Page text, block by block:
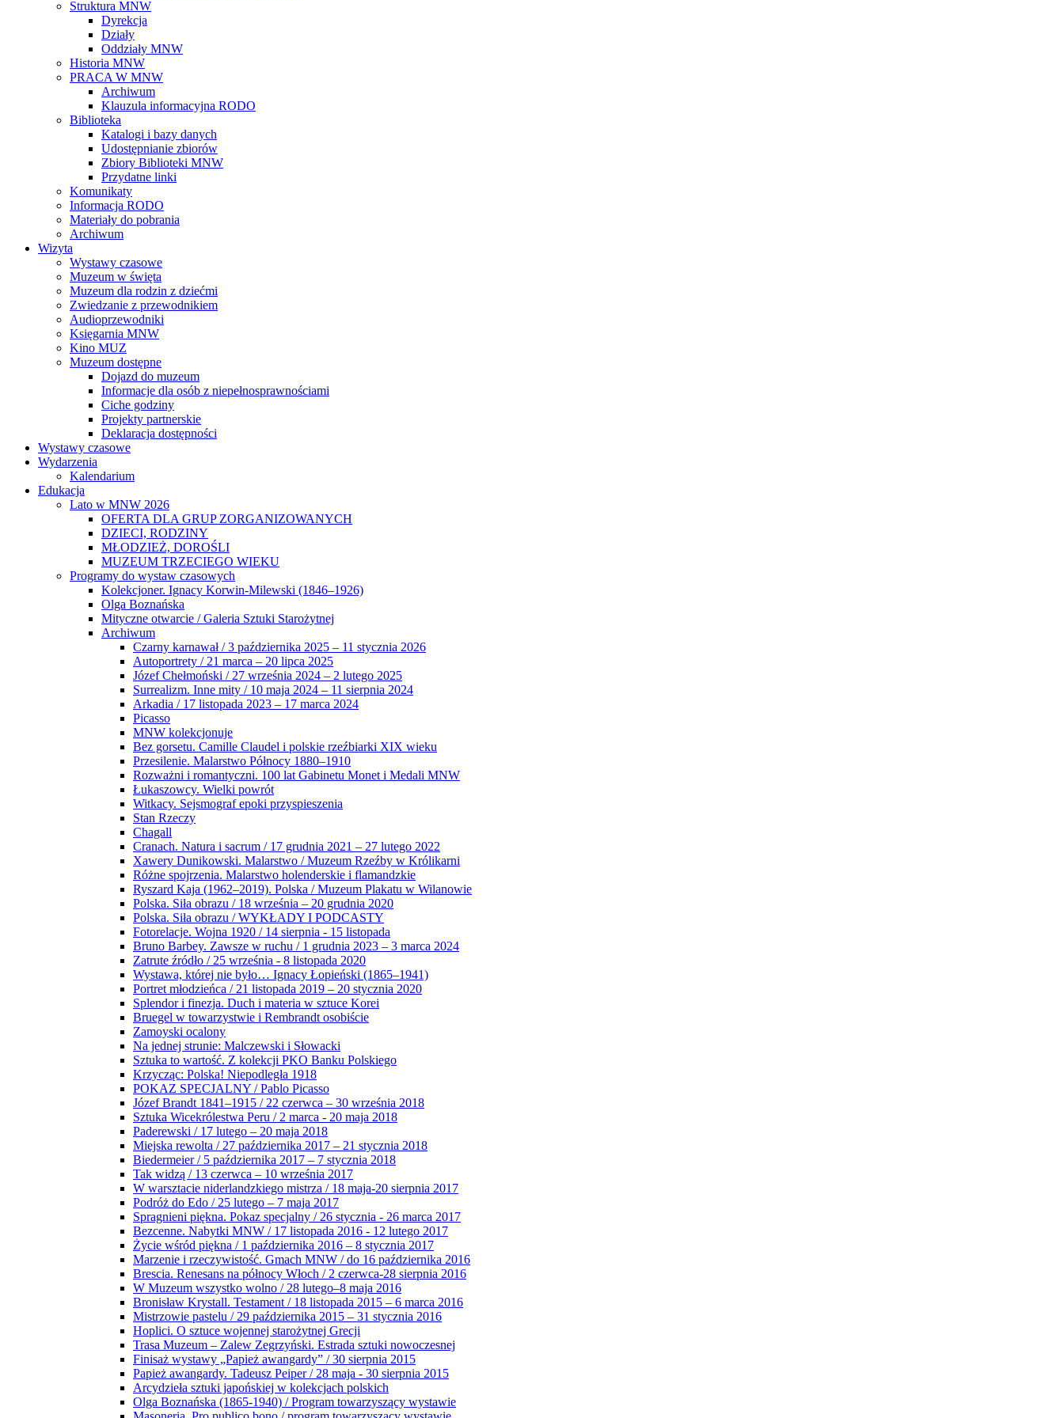
Struktura MNW
Dyrekcja
Działy
Oddziały MNW
Historia MNW
PRACA W MNW
Archiwum
Klauzula informacyjna RODO
Biblioteka
Katalogi i bazy danych
Udostępnianie zbiorów
Zbiory Biblioteki MNW
Przydatne linki
Komunikaty
Informacja RODO
Materiały do pobrania
Archiwum
Wizyta
Wystawy czasowe
Muzeum w święta
Muzeum dla rodzin z dziećmi
Zwiedzanie z przewodnikiem
Audioprzewodniki
Księgarnia MNW
Kino MUZ
Muzeum dostępne
Dojazd do muzeum
Informacje dla osób z niepełnosprawnościami
Ciche godziny
Projekty partnerskie
Deklaracja dostępności
Wystawy czasowe
Wydarzenia
Kalendarium
Edukacja
Lato w MNW 2026
OFERTA DLA GRUP ZORGANIZOWANYCH
DZIECI, RODZINY
MŁODZIEŻ, DOROŚLI
MUZEUM TRZECIEGO WIEKU
Programy do wystaw czasowych
Kolekcjoner. Ignacy Korwin-Milewski (1846–1926)
Olga Boznańska
Mityczne otwarcie / Galeria Sztuki Starożytnej
Archiwum
Czarny karnawał / 3 października 2025 – 11 stycznia 2026
Autoportrety / 21 marca – 20 lipca 2025
Józef Chełmoński / 27 września 2024 – 2 lutego 2025
Surrealizm. Inne mity / 10 maja 2024 – 11 sierpnia 2024
Arkadia / 17 listopada 2023 – 17 marca 2024
Picasso
MNW kolekcjonuje
Bez gorsetu. Camille Claudel i polskie rzeźbiarki XIX wieku
Przesilenie. Malarstwo Północy 1880–1910
Rozważni i romantyczni. 100 lat Gabinetu Monet i Medali MNW
Łukaszowcy. Wielki powrót
Witkacy. Sejsmograf epoki przyspieszenia
Stan Rzeczy
Chagall
Cranach. Natura i sacrum / 17 grudnia 2021 – 27 lutego 2022
Xawery Dunikowski. Malarstwo / Muzeum Rzeźby w Królikarni
Różne spojrzenia. Malarstwo holenderskie i flamandzkie
Ryszard Kaja (1962–2019). Polska / Muzeum Plakatu w Wilanowie
Polska. Siła obrazu / 18 września – 20 grudnia 2020
Polska. Siła obrazu / WYKŁADY I PODCASTY
Fotorelacje. Wojna 1920 / 14 sierpnia - 15 listopada
Bruno Barbey. Zawsze w ruchu / 1 grudnia 2023 – 3 marca 2024
Zatrute źródło / 25 września - 8 listopada 2020
Wystawa, której nie było… Ignacy Łopieński (1865–1941)
Portret młodzieńca / 21 listopada 2019 – 20 stycznia 2020
Splendor i finezja. Duch i materia w sztuce Korei
Bruegel w towarzystwie i Rembrandt osobiście
Zamoyski ocalony
Na jednej strunie: Malczewski i Słowacki
Sztuka to wartość. Z kolekcji PKO Banku Polskiego
Krzycząc: Polska! Niepodległa 1918
POKAZ SPECJALNY / Pablo Picasso
Józef Brandt 1841–1915 / 22 czerwca – 30 września 2018
Sztuka Wicekrólestwa Peru / 2 marca - 20 maja 2018
Paderewski / 17 lutego – 20 maja 2018
Miejska rewolta / 27 października 2017 – 21 stycznia 2018
Biedermeier / 5 października 2017 – 7 stycznia 2018
Tak widzą / 13 czerwca – 10 września 2017
W warsztacie niderlandzkiego mistrza / 18 maja-20 sierpnia 2017
Podróż do Edo / 25 lutego – 7 maja 2017
Spragnieni piękna. Pokaz specjalny / 26 stycznia - 26 marca 2017
Bezcenne. Nabytki MNW / 17 listopada 2016 - 12 lutego 2017
Życie wśród piękna / 1 października 2016 – 8 stycznia 2017
Marzenie i rzeczywistość. Gmach MNW / do 16 października 2016
Brescia. Renesans na północy Włoch / 2 czerwca-28 sierpnia 2016
W Muzeum wszystko wolno / 28 lutego–8 maja 2016
Bronisław Krystall. Testament / 18 listopada 2015 – 6 marca 2016
Mistrzowie pastelu / 29 października 2015 – 31 stycznia 2016
Hoplici. O sztuce wojennej starożytnej Grecji
Trasa Muzeum – Zalew Zegrzyński. Estrada sztuki nowoczesnej
Finisaż wystawy „Papież awangardy” / 30 sierpnia 2015
Papież awangardy. Tadeusz Peiper / 28 maja - 30 sierpnia 2015
Arcydzieła sztuki japońskiej w kolekcjach polskich
Olga Boznańska (1865-1940) / Program towarzyszący wystawie